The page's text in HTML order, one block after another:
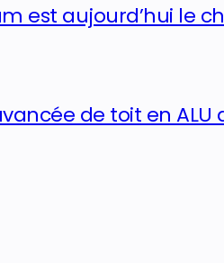
est aujourd’hui le
de toit en